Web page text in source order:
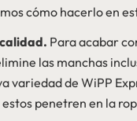
cómo hacerlo en
Para acabar
las manchas
variedad de WiPP
penetren en la